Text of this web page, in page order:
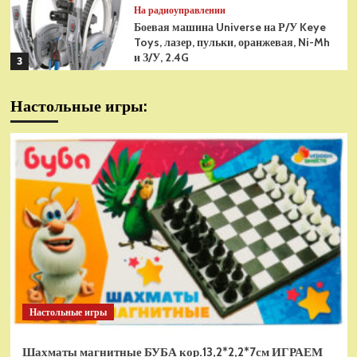
3
На радиоуправлении
Боевая машина Universe на Р/У Keye
Toys, лазер, пульки, оранжевая, Ni-Mh
и З/У, 2.4G
Радиоуправляемая модель
(HN1586)
На радиоуправлении
Р/У танк Taigen 1/16
Panzerkampfwagen III (Германия) HC
(для ИК танкового боя) V3 2.4G RTR,
TG3848-1HC-IR3.0
1
На радиоуправлении
Радиоуправляемый танк Torro
Sturmtiger Panzer 1к16
(TR1111700300)
Настольные игры:
Настольные игры
Шахматы магнитные БУБА кор.13,2*2,2*7см ИГРАЕМ